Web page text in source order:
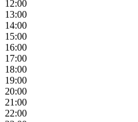
12:00
13:00
14:00
15:00
16:00
17:00
18:00
19:00
20:00
21:00
22:00